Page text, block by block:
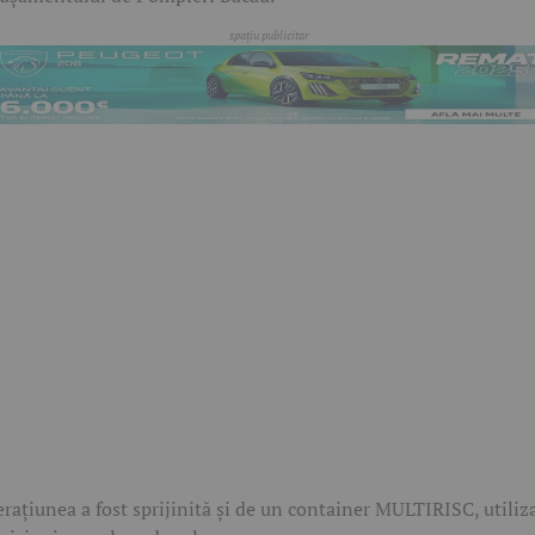
a fost sprijinită și de un container MULTIRISC,